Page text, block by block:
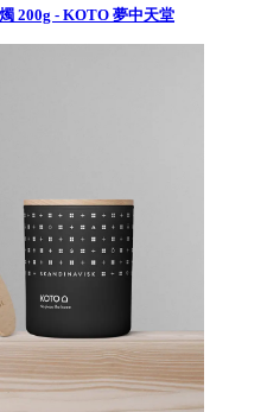
200g - KOTO 夢中天堂